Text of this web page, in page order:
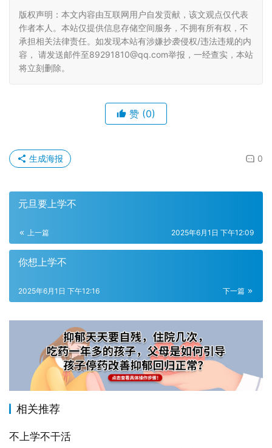
版权声明：本文内容由互联网用户自发贡献，该文观点仅代表
作者本人。本站仅提供信息存储空间服务，不拥有所有权，不
承担相关法律责任。如发现本站有涉嫌抄袭侵权/违法违规的内
容， 请发送邮件至89291810@qq.com举报，一经查实，本站
将立刻删除。
赞 (0)
0
生成海报
元旦要上学不
上一篇 2025年6月1日 下午12:09
你想上学不
下一篇
2025年6月1日 下午12:16
相关推荐
不上学不干活